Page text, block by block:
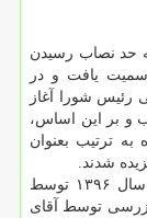
حد نصاب رسیدن
اعضای شورا روز دوشنبه ۲۵تیر ۱۳۹۷ رسمیت یافت و در
رئیس شورا آغاز
و بر این اساس،
به ترتیب بعنوان
شدند.
همچنین گزارش عملكرد و فعالیت های شورا در سال ۱۳۹۶ توسط
توسط آقای